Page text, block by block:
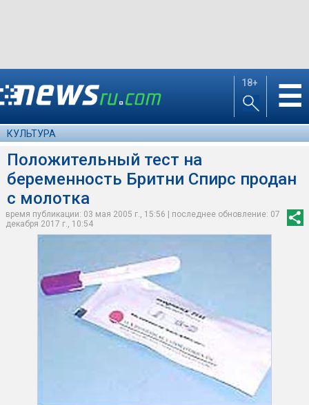
18+ ☰
КУЛЬТУРА
Положительный тест на
беременность Бритни Спирс продан
с молотка
время публикации: 03 мая 2005 г., 15:56 | последнее обновление: 07
декабря 2017 г., 10:54